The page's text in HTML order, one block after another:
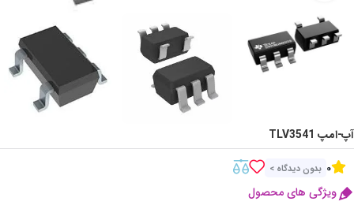
آپ-امپ TLV3541
0 بدون دیدگاه >
ویژگی های محصول